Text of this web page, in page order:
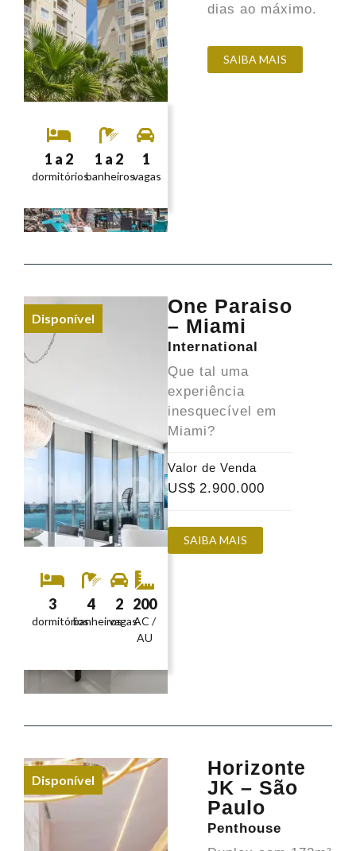
1 a 2
dormitórios
1 a 2
banheiros
1
vagas
dias ao máximo.
SAIBA MAIS
Disponível
3
dormitórios
4
banheiros
2
vagas
200
AC /
AU
One Paraiso
– Miami
International
Que tal uma
experiência
inesquecível em
Miami?
Valor de Venda
US$ 2.900.000
SAIBA MAIS
Disponível
Horizonte
JK – São
Paulo
Penthouse